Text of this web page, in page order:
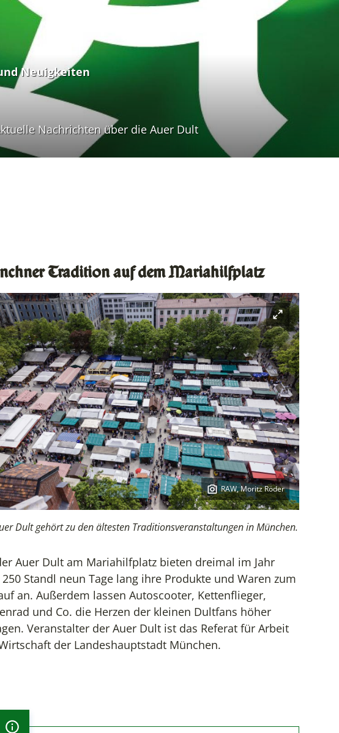
Neuigkeiten
Nachrichten über die Auer Dult
Tradition auf dem Mariahilfplatz
Copyright:
RAW, Moritz Röder
Open modal view
Dult gehört zu den ältesten Traditionsveranstaltungen in München.
Auer Dult am Mariahilfplatz bieten dreimal im Jahr
Standl neun Tage lang ihre Produkte und Waren zum
an. Außerdem lassen Autoscooter, Kettenflieger,
und Co. die Herzen der kleinen Dultfans höher
gen. Veranstalter der Auer Dult ist das Referat für Arbeit
der Landeshauptstadt München.